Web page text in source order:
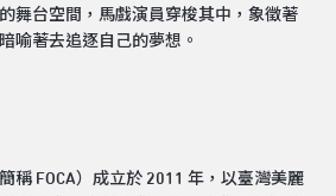
舞台空間，馬戲演員穿梭其中，象徵著
喻著去追逐自己的夢想。
稱 FOCA）成立於 2011 年，以臺灣美麗